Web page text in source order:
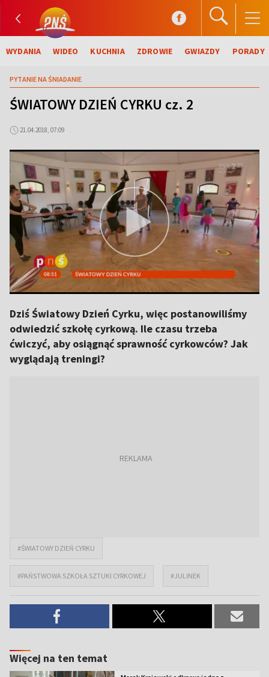
WYDANIA WIDEO KUCHNIA ZDROWIE GWIAZDY PORADY
PYTANIE NA ŚNIADANIE
ŚWIATOWY DZIEŃ CYRKU cz. 2
21.04.2018, 07:09
Dziś Światowy Dzień Cyrku, więc postanowiliśmy
odwiedzić szkołę cyrkową. Ile czasu trzeba
ćwiczyć, aby osiągnąć sprawność cyrkowców? Jak
wyglądają treningi?
#ŚWIATOWY DZIEŃ CYRKU
#PAŃSTWOWA SZKOŁA SZTUKI CYRKOWEJ #JULINEK
Więcej na ten temat